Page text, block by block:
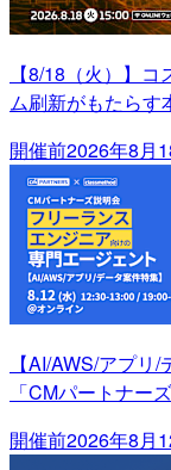
【8/18（火）】
ム刷新がもたらす
開催前2026年8月
【AI/AWS/アプ
「CMパートナー
開催前2026年8月